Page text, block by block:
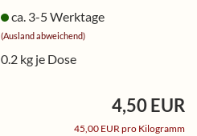
ca. 3-5 Werktage
(Ausland abweichend)
0.2 kg je Dose
4,50 EUR
45,00 EUR pro Kilogramm